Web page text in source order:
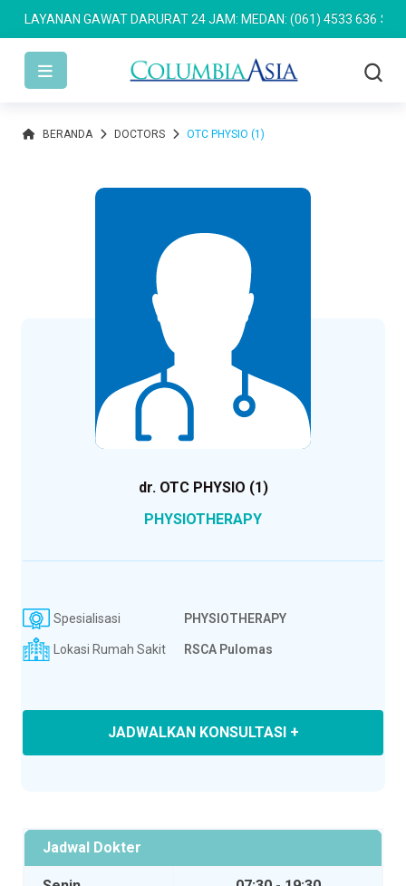
LAYANAN GAWAT DARURAT 24 JAM: MEDAN: (061) 4533 636
BERANDA DOCTORS OTC PHYSIO (1)
dr. OTC PHYSIO (1)
PHYSIOTHERAPY
Spesialisasi PHYSIOTHERAPY
Lokasi Rumah Sakit RSCA Pulomas
JADWALKAN KONSULTASI +
Jadwal Dokter